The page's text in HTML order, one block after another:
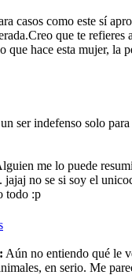
casos como este sí
Creo que te refieres
que hace esta mujer, la
ser indefenso solo
me lo puede
jajaj no se si soy el unico
todo :p
Aún no entiendo qué le
en serio. Me